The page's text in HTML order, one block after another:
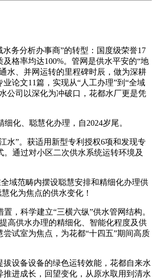
务分析办事商”的转型：国度级荣誉17
格率均达100%。管网是供水平安的“地
水、并网运转的里程碑时辰，做为深耕
论文11篇，实现从“人工办理”到“全域
公司以深化为冲破口，花都水厂更是凭
化、聪慧化办理，自2024岁尾。
”。获适用新型专利授权6项和发现专
通过对小区二次供水系统运转环境及
域范畴内摆设聪慧安排和精细化办理供
化为焦点的供水变化！
，科学建立“三横六纵”供水管网结构。
高供水办理的精细化、智能化程度及供
试室为焦点，为花都“十四五”期间高质
设备设备的绿色运转效能，花都自来水
进成长，回望变化，从原水取用到清水